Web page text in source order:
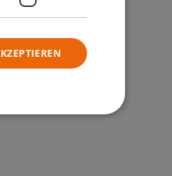
und die
werden.